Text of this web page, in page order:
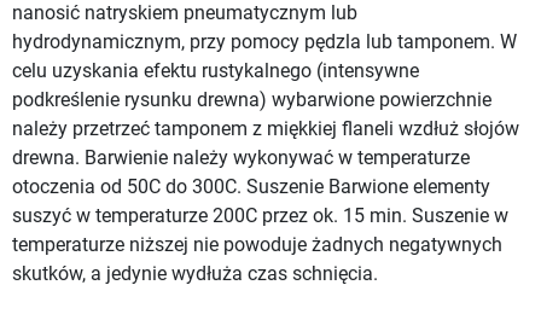
nanosić natryskiem pneumatycznym lub
hydrodynamicznym, przy pomocy pędzla lub tamponem. W
celu uzyskania efektu rustykalnego (intensywne
podkreślenie rysunku drewna) wybarwione powierzchnie
należy przetrzeć tamponem z miękkiej flaneli wzdłuż słojów
drewna. Barwienie należy wykonywać w temperaturze
otoczenia od 50C do 300C. Suszenie Barwione elementy
suszyć w temperaturze 200C przez ok. 15 min. Suszenie w
temperaturze niższej nie powoduje żadnych negatywnych
skutków, a jedynie wydłuża czas schnięcia.